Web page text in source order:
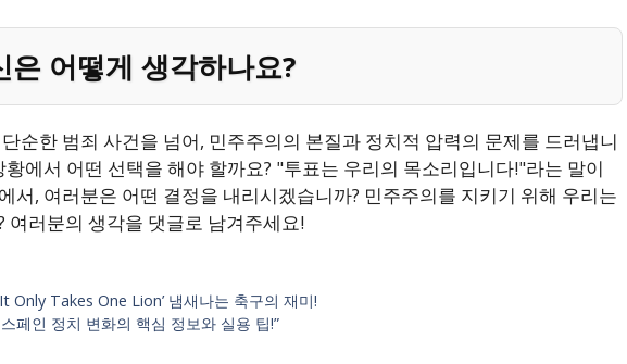
은 어떻게 생각하나요?
순한 범죄 사건을 넘어, 민주주의의 본질과 정치적 압력의 문제를 드러냅니
에서 어떤 선택을 해야 할까요? "투표는 우리의 목소리입니다!"라는 말이
서, 여러분은 어떤 결정을 내리시겠습니까? 민주주의를 지키기 위해 우리는
여러분의 생각을 댓글로 남겨주세요!
Only Takes One Lion’ 냄새나는 축구의 재미!
페인 정치 변화의 핵심 정보와 실용 팁!”